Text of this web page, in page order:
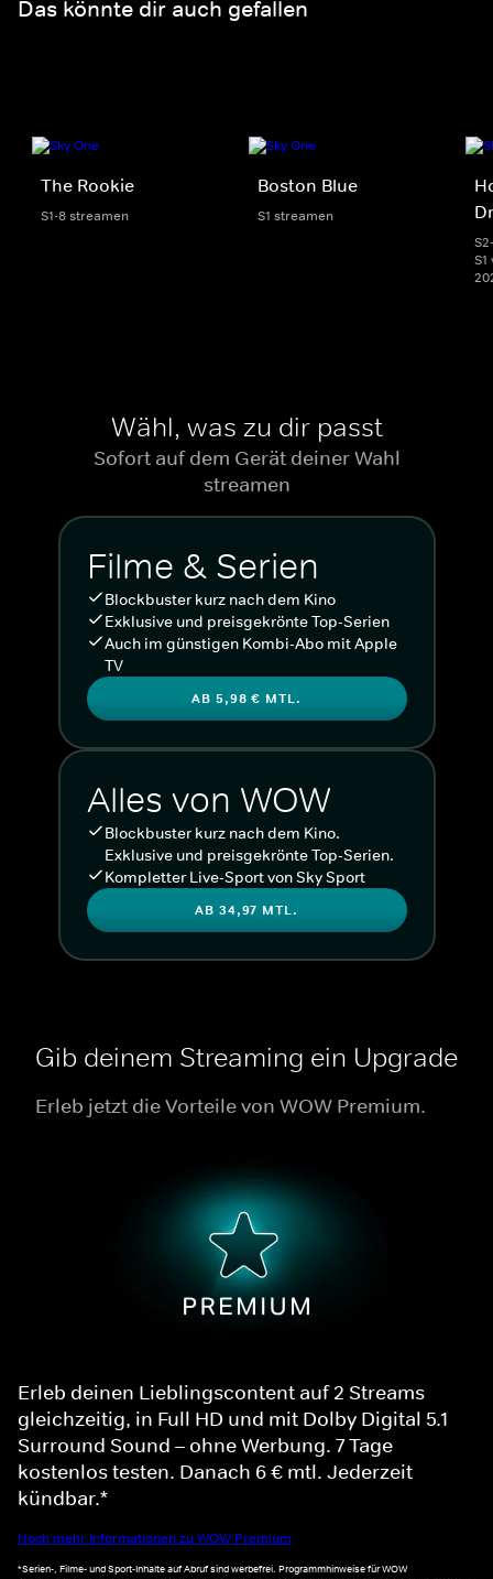
Das könnte dir auch gefallen
The Rookie
S1-8 streamen
Boston Blue
S1 streamen
Wähl, was zu dir passt
Sofort auf dem Gerät deiner Wahl
streamen
Filme & Serien
Blockbuster kurz nach dem Kino
Exklusive und preisgekrönte Top-Serien
Auch im günstigen Kombi-Abo mit Apple
TV
AB 5,98 € MTL.
Alles von WOW
Blockbuster kurz nach dem Kino.
Exklusive und preisgekrönte Top-Serien.
Kompletter Live-Sport von Sky Sport
AB 34,97 MTL.
Gib deinem Streaming ein Upgrade
Erleb jetzt die Vorteile von WOW Premium.
Erleb deinen Lieblingscontent auf 2 Streams
gleichzeitig, in Full HD und mit Dolby Digital 5.1
Surround Sound – ohne Werbung. 7 Tage
kostenlos testen. Danach 6 € mtl. Jederzeit
kündbar.*
Noch mehr Informationen zu WOW Premium
*Serien-, Filme- und Sport-Inhalte auf Abruf sind werbefrei. Programmhinweise für WOW